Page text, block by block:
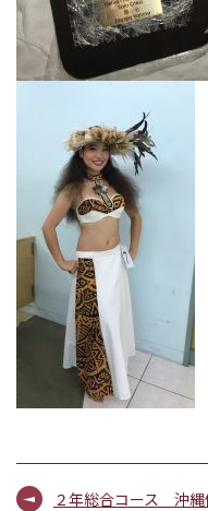
２年総合コース 沖